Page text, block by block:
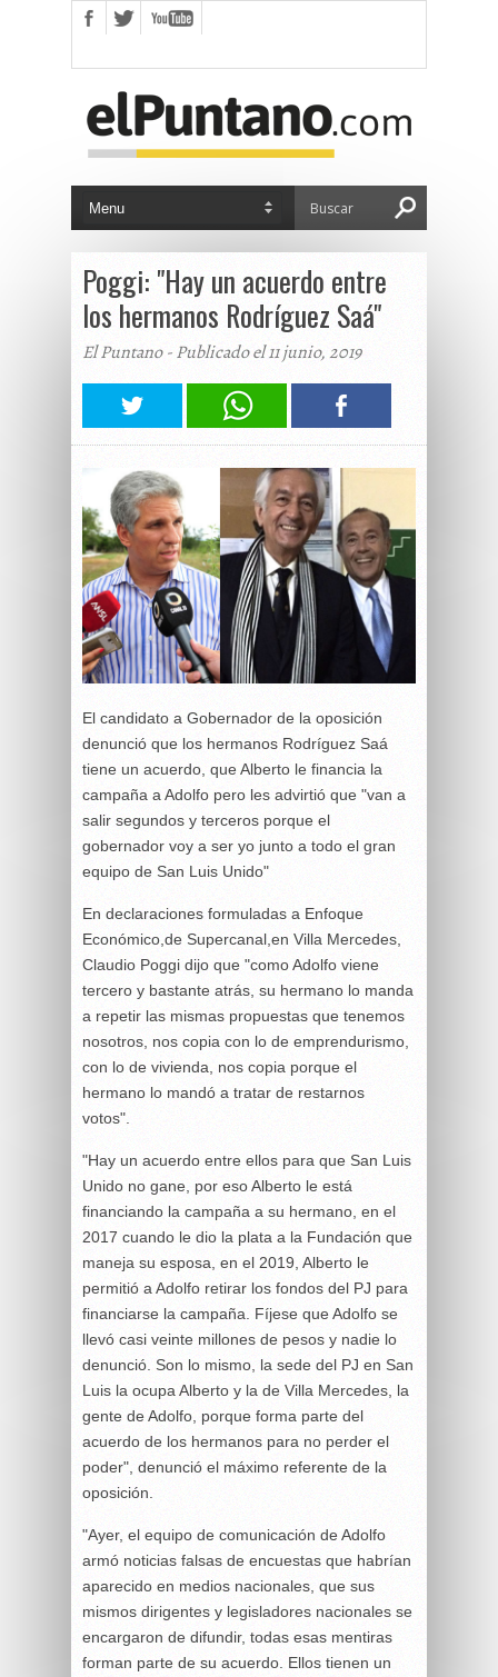
Poggi: "Hay un acuerdo entre
los hermanos Rodríguez Saá"
El Puntano - Publicado el 11 junio, 2019
El candidato a Gobernador de la oposición
denunció que los hermanos Rodríguez Saá
tiene un acuerdo, que Alberto le financia la
campaña a Adolfo pero les advirtió que "van a
salir segundos y terceros porque el
gobernador voy a ser yo junto a todo el gran
equipo de San Luis Unido"
En declaraciones formuladas a Enfoque
Económico,de Supercanal,en Villa Mercedes,
Claudio Poggi dijo que "como Adolfo viene
tercero y bastante atrás, su hermano lo manda
a repetir las mismas propuestas que tenemos
nosotros, nos copia con lo de emprendurismo,
con lo de vivienda, nos copia porque el
hermano lo mandó a tratar de restarnos
votos".
"Hay un acuerdo entre ellos para que San Luis
Unido no gane, por eso Alberto le está
financiando la campaña a su hermano, en el
2017 cuando le dio la plata a la Fundación que
maneja su esposa, en el 2019, Alberto le
permitió a Adolfo retirar los fondos del PJ para
financiarse la campaña. Fíjese que Adolfo se
llevó casi veinte millones de pesos y nadie lo
denunció. Son lo mismo, la sede del PJ en San
Luis la ocupa Alberto y la de Villa Mercedes, la
gente de Adolfo, porque forma parte del
acuerdo de los hermanos para no perder el
poder", denunció el máximo referente de la
oposición.
"Ayer, el equipo de comunicación de Adolfo
armó noticias falsas de encuestas que habrían
aparecido en medios nacionales, que sus
mismos dirigentes y legisladores nacionales se
encargaron de difundir, todas esas mentiras
forman parte de su acuerdo. Ellos tienen un